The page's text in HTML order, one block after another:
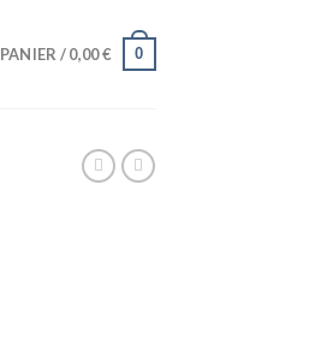
PANIER /0,00€ 0